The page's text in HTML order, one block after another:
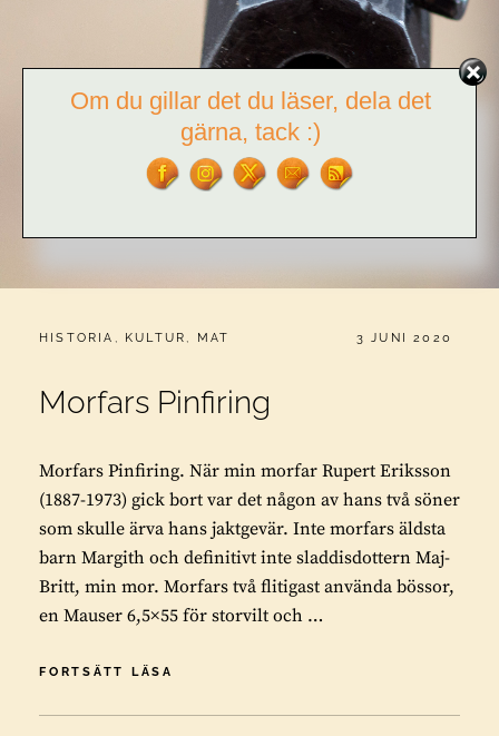
CATEGORIES:
HISTORIA , KULTUR , MAT PUBLICERAT
3 JUNI 2020
Morfars Pinfiring
Morfars Pinfiring. När min morfar Rupert Eriksson
(1887-1973) gick bort var det någon av hans två söner
som skulle ärva hans jaktgevär. Inte morfars äldsta
barn Margith och definitivt inte sladdisdottern Maj-
Britt, min mor. Morfars två flitigast använda bössor,
en Mauser 6,5×55 för storvilt och …
FORTSÄTT LÄSA
Om du gillar det du läser, dela det
gärna, tack :)